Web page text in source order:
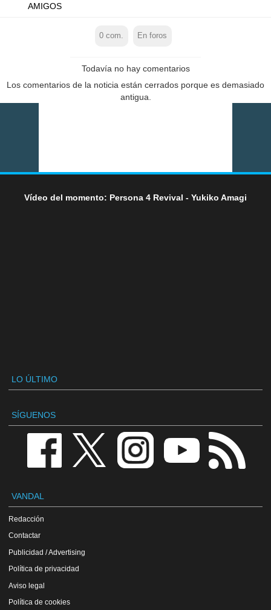
AMIGOS
0 com. En foros
Todavía no hay comentarios
Los comentarios de la noticia están cerrados porque es demasiado
antigua.
Vídeo del momento: Persona 4 Revival - Yukiko Amagi
LO ÚLTIMO
SÍGUENOS
VANDAL
Redacción
Contactar
Publicidad / Advertising
Política de privacidad
Aviso legal
Política de cookies